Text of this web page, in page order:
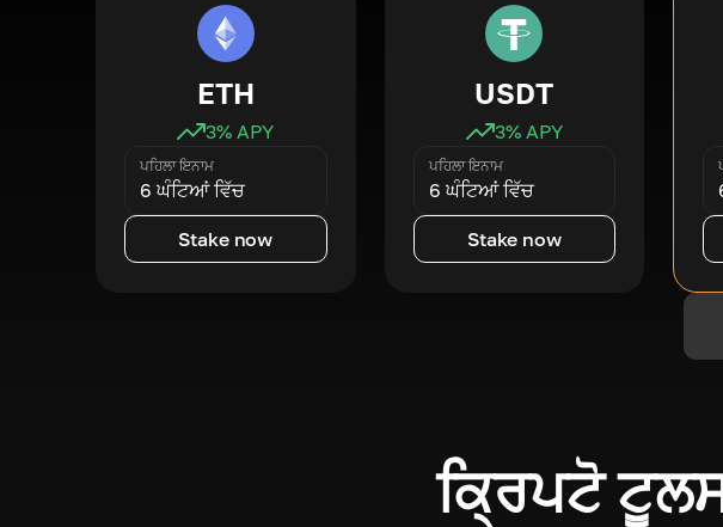
ETH
3% APY
ਪਹਿਲਾ ਇਨਾਮ
6 ਘੰਟਿਆਂ ਵਿੱਚ
Stake now
USDT
3% APY
ਪਹਿਲਾ ਇਨਾਮ
6 ਘੰਟਿਆਂ ਵਿੱਚ
Stake now
ਕ੍ਰਿਪਟੋ